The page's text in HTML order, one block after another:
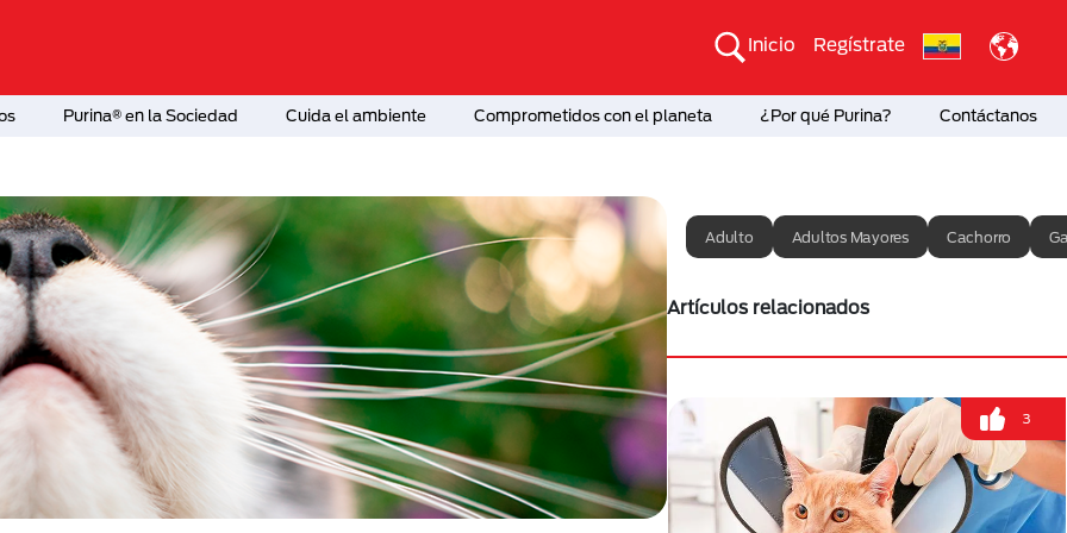
Inicio Regístrate
Purina® en la Sociedad Cuida el ambiente Comprometidos con el planeta ¿Por qué Purina? Contáctanos
Adulto Adultos Mayores Cachorro
Artículos relacionados
3